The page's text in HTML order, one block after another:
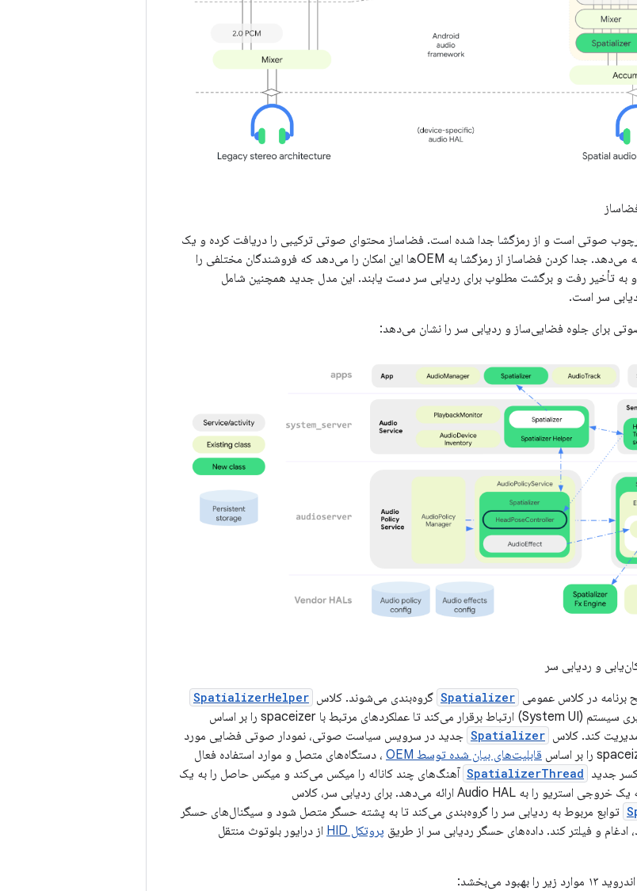
صوتی است و از رمزگشا جدا شده است. فضاساز محتوای صوتی ترکیبی را دریافت کرده و یک
جریان استریو را به Audio HAL ارائه می‌دهد. جدا کردن فضاساز از رمزگشا به OEMها این امکان را می‌دهد که فروشندگان مختلفی را
و به تأخیر رفت و برگشت مطلوب برای ردیابی سر دست یابند. این مدل جدید همچنین شامل
سر است.
برای جلوه فضایی‌ساز و ردیابی سر را نشان می‌دهد:
و ردیابی سر
برنامه در کلاس عمومی Spatializer گروه‌بندی می‌شوند. کلاس SpatializerHelper
در سرویس صوتی با اجزای رابط کاربری سیستم (System UI) ارتباط برقرار می‌کند تا عملکردهای مرتبط با spaceizer را بر اساس
کند. کلاس Spatializer جدید در سرویس سیاست صوتی، نمودار صوتی فضایی مورد
قابلیت‌های بیان شده توسط OEM
، دستگاه‌های متصل و موارد استفاده فعال
جدید SpatializerThread آهنگ‌های چند کاناله را میکس می‌کند و میکس حاصل را به یک
توابع مربوط به ردیابی سر را گروه‌بندی می‌کند تا به پشته حسگر متصل شود و سیگنال‌های حسگر
و فیلتر کند. داده‌های حسگر ردیابی سر از طریق پروتکل HID
از درایور بلوتوث منتقل
می‌بخشد: